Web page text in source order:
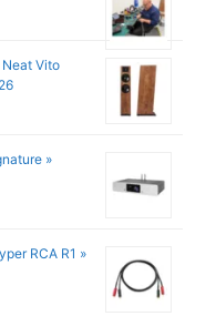
Vito
»
RCA R1 »